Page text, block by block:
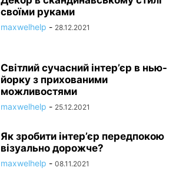
своїми руками
maxwelhelp - 28.12.2021
Світлий сучасний інтер’єр в нью-
йорку з прихованими
можливостями
maxwelhelp - 25.12.2021
Як зробити інтер’єр передпокою
візуально дорожче?
maxwelhelp - 08.11.2021